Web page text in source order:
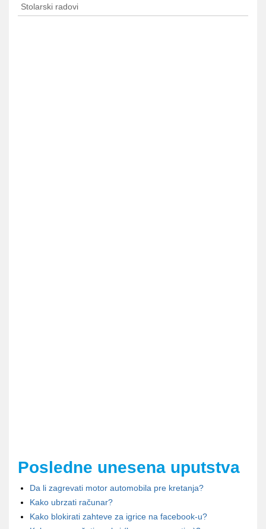
Stolarski radovi
Posledne unesena uputstva
Da li zagrevati motor automobila pre kretanja?
Kako ubrzati računar?
Kako blokirati zahteve za igrice na facebook-u?